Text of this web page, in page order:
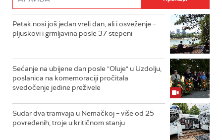
Petak nosi još jedan vreli dan, ali i osveženje –
pljuskovi i grmljavina posle 37 stepeni
Sećanje na ubijene dan posle "Oluje" u Uzdolju,
poslanica na komemoraciji pročitala
svedočenje jedine preživele
Sudar dva tramvaja u Nemačkoj – više od 25
povređenih, troje u kritičnom stanju